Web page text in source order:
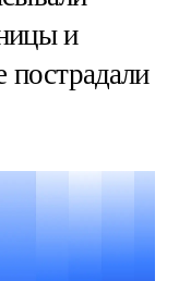
и
пострадали